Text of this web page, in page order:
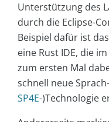
Unterstützung des
durch die Eclipse-
Beispiel dafür ist das
eine Rust IDE, die
zum ersten Mal
schnell neue
SP4E-)Technologie